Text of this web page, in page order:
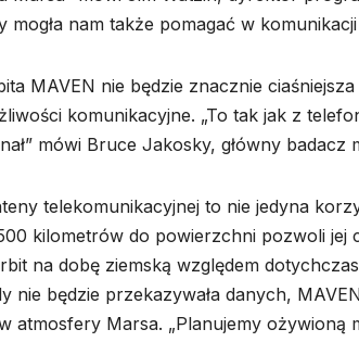
mogła nam także pomagać w
MAVEN nie będzie znacznie
komunikacyjne. „To tak jak z
mówi Bruce Jakosky, główny
telekomunikacyjnej to nie jedyna
kilometrów do powierzchni pozwoli
na dobę ziemską względem
nie będzie przekazywała danych,
atmosfery Marsa. „Planujemy ożywioną